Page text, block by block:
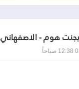
هوم - الاصفهاني